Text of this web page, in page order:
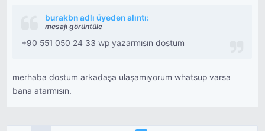
burakbn adlı üyeden alıntı:
mesajı görüntüle
+90 551 050 24 33 wp yazarmısın dostum
merhaba dostum arkadaşa ulaşamıyorum whatsup varsa
bana atarmısın.